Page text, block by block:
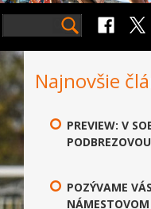
Najnovšie
PREVIEW: V
PODBREZOVOU
POZÝVAME
NÁMESTOVOM